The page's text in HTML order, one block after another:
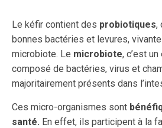
Le kéfir contient des probiotiques,
bonnes bactéries et levures,
microbiote. Le microbiote, c’est
composé de bactéries, virus et
majoritairement présents dans
Ces micro-organismes sont
santé. En effet, ils participent à la